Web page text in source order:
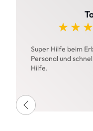
Super Hilfe beim
Personal und
Hilfe.